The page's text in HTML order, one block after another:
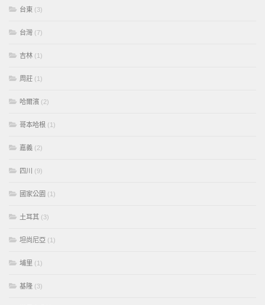
台東 (3)
台灣 (7)
吉林 (1)
周莊 (1)
哈爾濱 (2)
哥本哈根 (1)
嘉義 (2)
四川 (9)
國家公園 (1)
土耳其 (3)
坦尚尼亞 (1)
埔里 (1)
基隆 (3)